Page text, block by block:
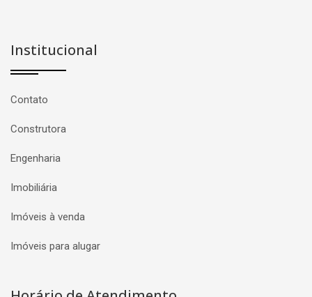
Institucional
Contato
Construtora
Engenharia
Imobiliária
Imóveis à venda
Imóveis para alugar